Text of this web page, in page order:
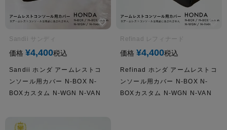
Sandii サンディ
価格 ¥4,400税込
Sandii ホンダ アームレストコ
ンソール用カバー N-BOX N-
BOXカスタム N-WGN N-VAN
Refinad レフィナード
価格 ¥4,400税込
Refinad ホンダ アームレストコ
ンソール用カバー N-BOX N-
BOXカスタム N-WGN N-VAN